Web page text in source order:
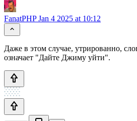
FanatPHPJan 4 2025 at 10:12
Даже в этом случае, утрированно,
означает "Дайте Джиму уйти".